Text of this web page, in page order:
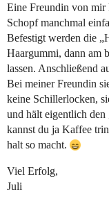
Eine Freundin von mir
Schopf manchmal
Befestigt werden die
Haargummi, dann am
lassen. Anschließend
Bei meiner Freundin
keine Schillerlocken,
und hält eigentlich den
kannst du ja Kaffee
halt so macht.
Viel Erfolg,
Juli